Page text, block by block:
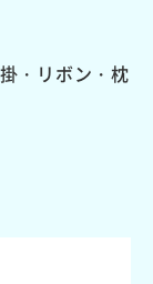
・リボン・枕